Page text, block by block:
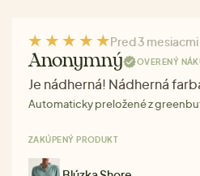
Pred 3 mesiacmi
Anonymný OVERENÝ
Je nádherná! Nádherná
Automaticky preložené z
ZAKÚPENÝ PRODUKT